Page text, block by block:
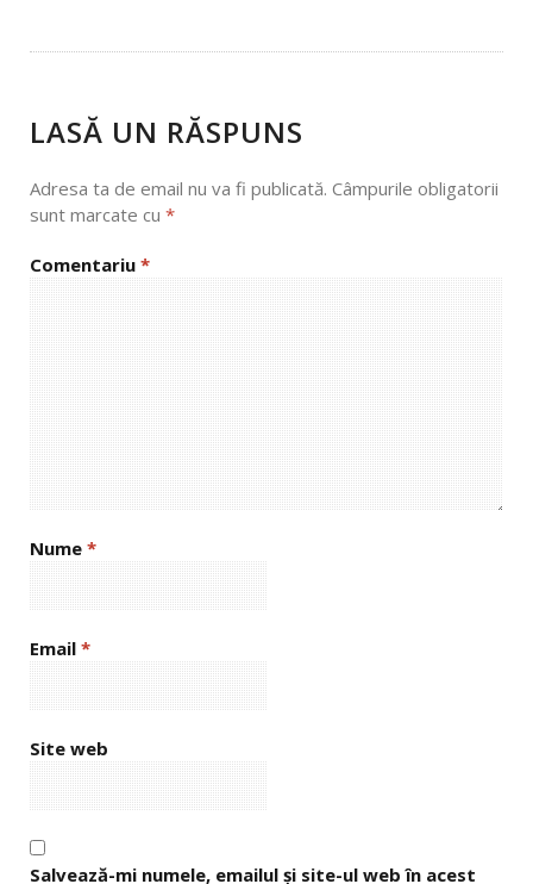
NAVIGATION
LASĂ UN RĂSPUNS
Adresa ta de email nu va fi publicată. Câmpurile obligatorii
sunt marcate cu *
Comentariu *
Nume *
Email *
Site web
Salvează-mi numele, emailul și site-ul web în acest